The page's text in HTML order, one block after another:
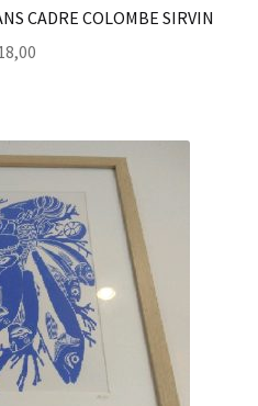
CADRE COLOMBE SIRVIN